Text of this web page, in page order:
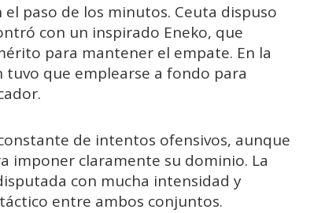
paso de los minutos. Ceuta dispuso
con un inspirado Eneko, que
para mantener el empate. En la
que emplearse a fondo para
de intentos ofensivos, aunque
imponer claramente su dominio. La
con mucha intensidad y
entre ambos conjuntos.